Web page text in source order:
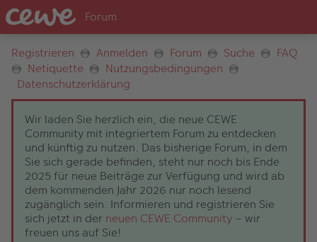
Registrieren Anmelden Forum Suche
FAQ
Netiquette
Nutzungsbedingungen
Datenschutzerklärung
Wir laden Sie herzlich ein, die neue CEWE
Community mit integriertem Forum zu entdecken
und künftig zu nutzen. Das bisherige Forum, in dem
Sie sich gerade befinden, steht nur noch bis Ende
2025 für neue Beiträge zur Verfügung und wird ab
dem kommenden Jahr 2026 nur noch lesend
zugänglich sein. Informieren und registrieren Sie
sich jetzt in der neuen CEWE Community – wir
freuen uns auf Sie!